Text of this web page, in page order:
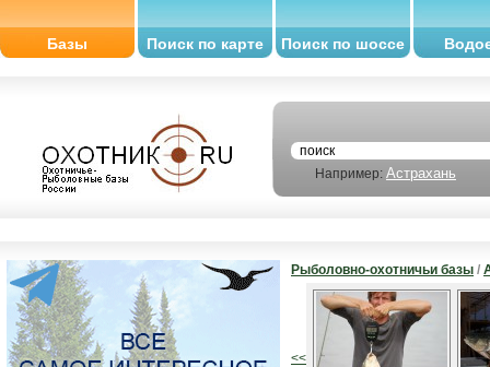
Базы Поиск по карте Поиск по шоссе
Например: Астрахань
Рыболовно-охотничьи базы /
<<